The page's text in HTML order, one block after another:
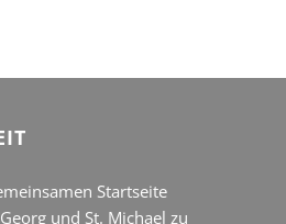
Startseite
und St. Michael zu